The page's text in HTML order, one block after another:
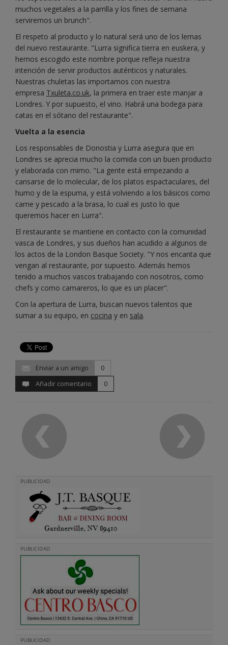
muchos vegetales a la parrilla y los fines de semana
serviremos un brunch".
El respeto al producto y lo natural será uno de los lemas
del nuevo restaurante. "Lurra significa tierra en euskera, y
hemos escogido este nombre porque refleja nuestra
intención de servir productos auténticos y naturales.
Nuestras chuletas las importamos con nuestra
empresa Txuleta.co.uk, la primera en traer este manjar a
Londres. Y por supuesto, el vino. Habrá una bodega para
catas en el sótano del restaurante".
Vuelta a la esencia
Los responsables de Donostia y Lurra asegura que en
Londres se aprecia mucho la comida con un buen producto
y elaborada con mimo. "La gente está empezando a
cansarse de lo molecular, de los platos espactaculares, del
humo y de la espuma, y está volviendo a los básicos como
carne y pescado a la brasa, lo cual es justo lo que
queremos hacer en Lurra".
El restaurante se mantiene en contacto con la comunidad
vasca de Londres, y sus dueños han acudido a algunos de
los actos de la London Basque Society. "Y nos encanta que
vengan al restaurante, por supuesto. Además hemos
tenido a muchos vascos trabajando con nosotros, como
chefs y como camareros, lo que es un placer".
Con la apertura de Lurra, buscan nuevos talentos que
sumar a su equipo, en cocina y en sala.
Enviar a un amigo
0
Añadir comentario
0
PUBLICIDAD
PUBLICIDAD
PUBLICIDAD